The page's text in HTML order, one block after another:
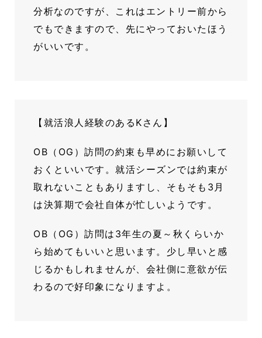
分析なのですが、これはエントリー前から
でもできますので、先にやっておいたほう
がいいです。
【就活浪人経験のあるKさん】
OB（OG）訪問の約束も早めにお願いして
おくといいです。就活シーズンでは約束が
取れないこともありますし、そもそも3月
は決算期で会社自体が忙しいようです。
OB（OG）訪問は3年生の夏～秋くらいか
ら始めてもいいと思います。少し早いと感
じるかもしれませんが、会社側に意欲が伝
わるので好印象になりますよ。